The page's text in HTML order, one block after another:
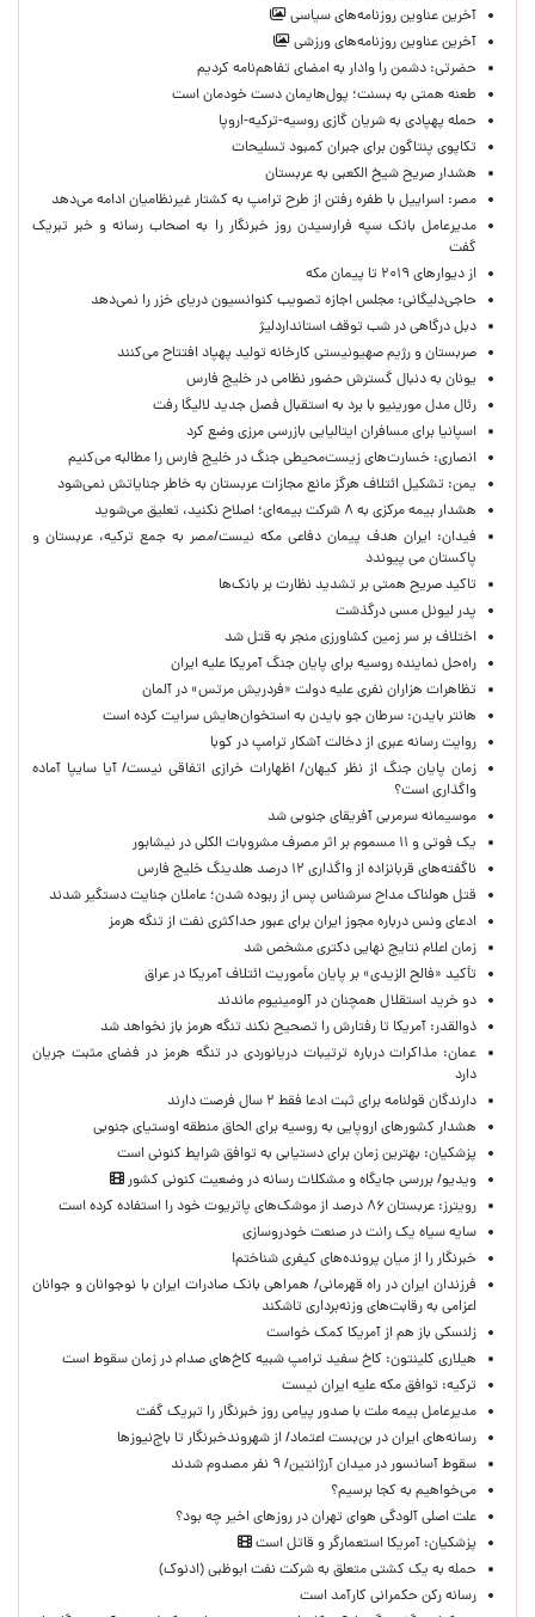
آخرین عناوین روزنامه‌های سیاسی
آخرین عناوین روزنامه‌های ورزشی
حضرتی: دشمن را وادار به امضای تفاهم‌نامه کردیم
طعنه همتی به بسنت؛ پول‌هایمان دست خودمان است
حمله پهپادی به شریان گازی روسیه-ترکیه-اروپا
تکاپوی پنتاگون برای جبران کمبود تسلیحات
هشدار صریح شیخ الکعبی به عربستان
مصر: اسراییل با طفره رفتن از طرح ترامپ به کشتار غیرنظامیان ادامه می‌دهد
مدیرعامل بانک سپه فرارسیدن روز خبرنگار را به اصحاب رسانه و خبر تبریک
گفت
از دیوارهای ۲۰۱۹ تا پیمان مکه
حاجی‌دلیگانی: مجلس اجازه تصویب کنوانسیون دریای خزر را نمی‌دهد
دبل درگاهی در شب توقف استانداردلیژ
صربستان و رژیم صهیونیستی کارخانه تولید پهپاد افتتاح می‌کنند
یونان به دنبال گسترش حضور نظامی در خلیج فارس
رئال مدل مورینیو با برد به استقبال فصل جدید لالیگا رفت
اسپانیا برای مسافران ایتالیایی بازرسی مرزی وضع کرد
انصاری: خسارت‌های زیست‌محیطی جنگ در خلیج فارس را مطالبه‌ می‌کنیم
یمن: تشکیل ائتلاف هرگز مانع مجازات عربستان به خاطر جنایاتش نمی‌شود
هشدار بیمه مرکزی به ۸ شرکت بیمه‌ای؛ اصلاح نکنید، تعلیق می‌شوید
فیدان: ایران هدف پیمان دفاعی مکه نیست/مصر به جمع ترکیه، عربستان و
پاکستان می پیوندد
تاکید صریح همتی بر تشدید نظارت بر بانک‌ها
پدر لیونل مسی درگذشت
اختلاف بر سر زمین کشاورزی منجر به قتل شد
راه‌حل نماینده روسیه برای پایان جنگ آمریکا علیه ایران
تظاهرات هزاران نفری علیه دولت «فردریش مرتس» در آلمان
هانتر بایدن: سرطان جو بایدن به استخوان‌هایش سرایت کرده است
روایت رسانه عبری از دخالت آشکار ترامپ در کوبا
زمان پایان جنگ از نظر کیهان/ اظهارات خرازی اتفاقی نیست/ آیا سایپا آماده
واگذاری است؟
موسیمانه سرمربی آفریقای جنوبی شد
یک فوتی و ۱۱ مسموم بر اثر مصرف مشروبات الکلی در نیشابور
ناگفته‌های قربانزاده از واگذاری ۱۲ درصد هلدینگ خلیج فارس
قتل هولناک مداح سرشناس پس از ربوده شدن؛ عاملان جنایت دستگیر شدند
ادعای ونس درباره مجوز ایران برای عبور حداکثری نفت از تنگه هرمز
زمان اعلام نتایج نهایی دکتری مشخص شد
تأکید «فالح الزیدی» بر پایان مأموریت ائتلاف آمریکا در عراق
دو خرید استقلال همچنان در آلومینیوم ماندند
ذوالقدر: آمریکا تا رفتارش را تصحیح نکند تنگه هرمز باز نخواهد شد
عمان: مذاکرات درباره ترتیبات دریانوردی در تنگه هرمز در فضای مثبت جریان
دارد
دارندگان قولنامه برای ثبت ادعا فقط ۲ سال فرصت دارند
هشدار کشورهای اروپایی به روسیه برای الحاق منطقه اوستیای جنوبی
پزشکیان‌: بهترین زمان برای دستیابی به توافق شرایط کنونی است
ویدیو/ بررسی جایگاه و مشکلات رسانه در وضعیت کنونی کشور
رویترز: عربستان ۸۶ درصد از موشک‌های پاتریوت خود را استفاده کرده است
سایه سیاه یک رانت در صنعت خودروسازی
خبرنگار را از میان پرونده‌های کیفری شناختم!
​فرزندان ایران در راه قهرمانی/ همراهی بانک صادرات ایران با نوجوانان و جوانان
اعزامی به رقابت‌های وزنه‌برداری تاشکند
زلنسکی باز هم از آمریکا کمک خواست
هیلاری کلینتون: کاخ سفید ترامپ شبیه کاخ‌های صدام در زمان سقوط است
ترکیه: توافق مکه علیه ایران نیست
مدیرعامل بیمه ملت با صدور پیامی روز خبرنگار را تبریک گفت
رسانه‌های ایران در بن‌بست اعتماد/ از شهروندخبرنگار تا باج‌نیوزها
سقوط آسانسور در میدان آرژانتین/ ۹ نفر مصدوم شدند
می‌خواهیم به کجا برسیم؟
علت اصلی آلودگی هوای تهران در روزهای اخیر چه بود؟
پزشکیان: آمریکا استعمارگر و قاتل است
حمله به یک کشتی متعلق به شرکت نفت ابوظبی (ادنوک)
رسانه رکن حکمرانی کارآمد است